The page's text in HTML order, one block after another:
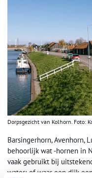
Dorpsgezicht van Kolhorn. Foto:
Barsingerhorn, Avenhorn,
behoorlijk wat -hornen in
vaak gebruikt bij
water; of waar een dijk